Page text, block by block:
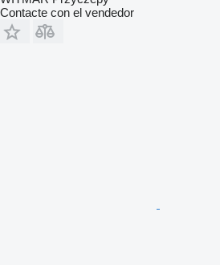
Contacte con el vendedor